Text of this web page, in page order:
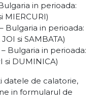
in perioada:
MIERCURI)
Bulgaria in perioada:
si SAMBATA)
Bulgaria in perioada:
si DUMINICA)
datele de calatorie,
in formularul de